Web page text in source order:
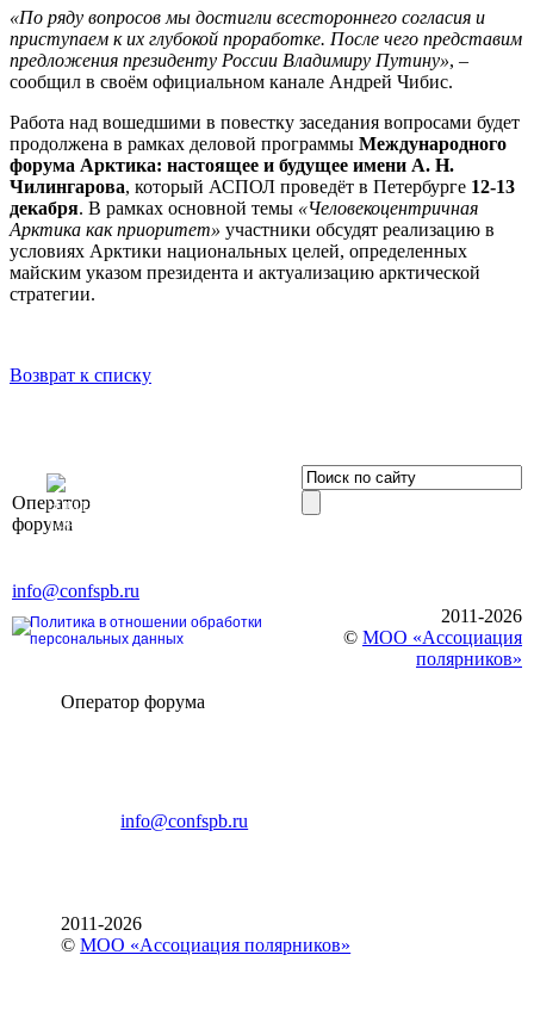
«По ряду вопросов мы достигли всестороннего согласия и
приступаем к их глубокой проработке. После чего представим
предложения президенту России Владимиру Путину», –
сообщил в своём официальном канале Андрей Чибис.
Работа над вошедшими в повестку заседания вопросами будет
продолжена в рамках деловой программы Международного
форума Арктика: настоящее и будущее имени А. Н.
Чилингарова, который АСПОЛ проведёт в Петербурге 12-13
декабря. В рамках основной темы «Человекоцентричная
Арктика как приоритет» участники обсудят реализацию в
условиях Арктики национальных целей, определенных
майским указом президента и актуализацию арктической
стратегии.
Возврат к списку
Оператор
форума
Элит»
196191, г. Санкт-Петербург,
info@confspb.ru
Политика в отношении обработки
персональных данных
2011-2026
© МОО «Ассоциация
полярников»
Оператор форума
E-mail:info@confspb.ru
2011-2026
©МОО «Ассоциация полярников»